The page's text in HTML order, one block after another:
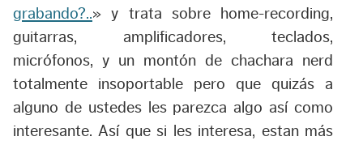
grabando?..» y trata sobre home-recording,
guitarras, amplificadores, teclados,
micrófonos, y un montón de chachara nerd
totalmente insoportable pero que quizás a
alguno de ustedes les parezca algo así como
interesante. Así que si les interesa, estan más